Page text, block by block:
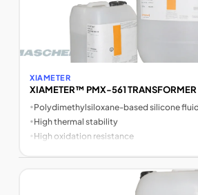
XIAMETER
XIAMETER™ PMX-561
•Polydimethylsiloxane-based silicone
•High thermal stability
• High oxidation resistance